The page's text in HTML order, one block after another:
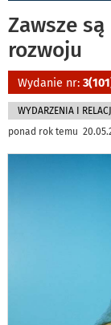
Zawsze
rozwoju
Wydanie nr:
WYDARZENIA I
ponad rok temu